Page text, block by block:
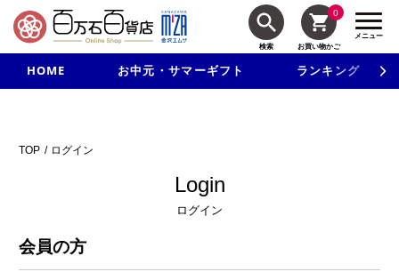
検索
0
お買い物かご
メニュー
HOME お中元・サマーギフト ランキング
新規入会で3千円以上で使える500円クーポンを進呈！
TOP ログイン
Login
ログイン
会員の方